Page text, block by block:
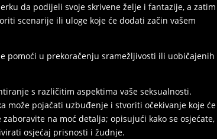
da podijeli svoje skrivene želje i fantazije, a zatim
scenarije ili uloge koje će dodati začin vašem
pomoći u prekoračenju sramežljivosti ili uobičajenih
s različitim aspektima vaše seksualnosti.
pojačati uzbuđenje i stvoriti očekivanje koje će
na moć detalja; opisujući kako se osjećate,
osjećaj prisnosti i žudnje.